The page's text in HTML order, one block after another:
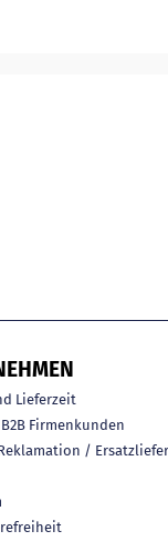
Lieferzeit
Firmenkunden
/